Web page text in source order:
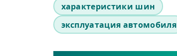
характеристики шин
эксплуатация автомобиля